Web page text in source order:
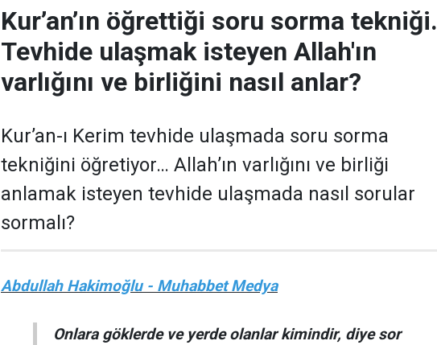
Kur’an’ın öğrettiği soru sorma tekniği.
Tevhide ulaşmak isteyen Allah'ın
varlığını ve birliğini nasıl anlar?
Kur’an-ı Kerim tevhide ulaşmada soru sorma
tekniğini öğretiyor… Allah’ın varlığını ve birliği
anlamak isteyen tevhide ulaşmada nasıl sorular
sormalı?
Abdullah Hakimoğlu - Muhabbet Medya
Onlara göklerde ve yerde olanlar kimindir, diye sor